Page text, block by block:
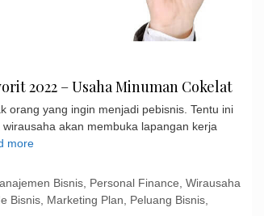
2022 – Usaha Minuman Cokelat
orang yang ingin menjadi pebisnis. Tentu ini
akan membuka lapangan kerja
more
Bisnis, Personal Finance,Wirausaha
Bisnis, Marketing Plan, Peluang Bisnis,